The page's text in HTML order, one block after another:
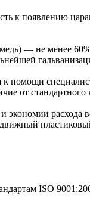
к появлению
— не менее
помощи
от стандартного
расхода
ISO